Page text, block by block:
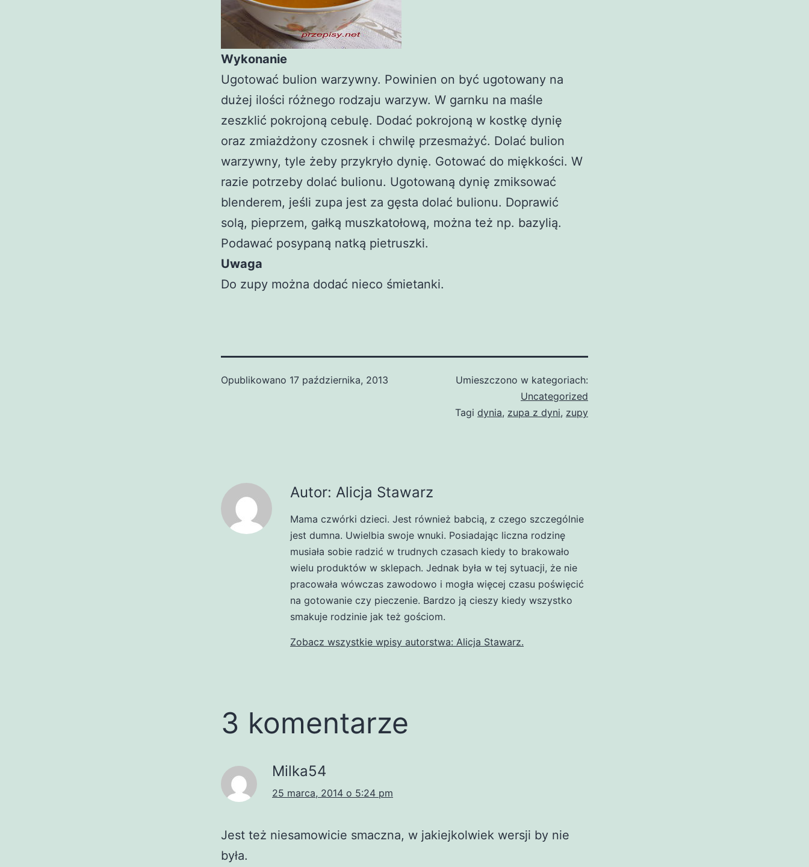
Wykonanie
Ugotować bulion warzywny. Powinien on być ugotowany na
dużej ilości różnego rodzaju warzyw. W garnku na maśle
zeszklić pokrojoną cebulę. Dodać pokrojoną w kostkę dynię
oraz zmiażdżony czosnek i chwilę przesmażyć. Dolać bulion
warzywny, tyle żeby przykryło dynię. Gotować do miękkości. W
razie potrzeby dolać bulionu. Ugotowaną dynię zmiksować
blenderem, jeśli zupa jest za gęsta dolać bulionu. Doprawić
solą, pieprzem, gałką muszkatołową, można też np. bazylią.
Podawać posypaną natką pietruszki.
Uwaga
Do zupy można dodać nieco śmietanki.
Opublikowano 17 października, 2013
Umieszczono w kategoriach:
Uncategorized
Tagi dynia, zupa z dyni, zupy
Autor: Alicja Stawarz
Mama czwórki dzieci. Jest również babcią, z czego szczególnie
jest dumna. Uwielbia swoje wnuki. Posiadając liczna rodzinę
musiała sobie radzić w trudnych czasach kiedy to brakowało
wielu produktów w sklepach. Jednak była w tej sytuacji, że nie
pracowała wówczas zawodowo i mogła więcej czasu poświęcić
na gotowanie czy pieczenie. Bardzo ją cieszy kiedy wszystko
smakuje rodzinie jak też gościom.
Zobacz wszystkie wpisy autorstwa: Alicja Stawarz.
3 komentarze
Milka54
25 marca, 2014 o 5:24 pm
Jest też niesamowicie smaczna, w jakiejkolwiek wersji by nie
była.